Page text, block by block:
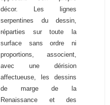
décor. Les lignes
serpentines du dessin,
réparties sur toute la
surface sans ordre ni
proportions, associent,
avec une dérision
affectueuse, les dessins
de marge de la
Renaissance et des